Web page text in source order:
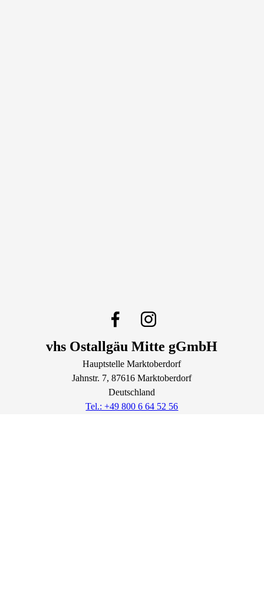
vhs Ostallgäu Mitte gGmbH
Hauptstelle Marktoberdorf
Jahnstr. 7, 87616Marktoberdorf
Deutschland
Tel.: +49 800 6 64 52 56